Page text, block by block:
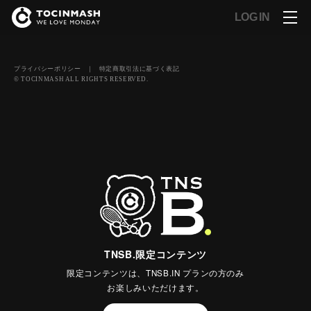
LOG IN
TNSB.限定コンテンツ
限定コンテンツは、TNSB.IN プランの方のみ
お楽しみいただけます。
プライバシーポリシー ｜ 特定商取引法に基づく表記
© TOCINMASH ALL RIGHTS RESERVED.